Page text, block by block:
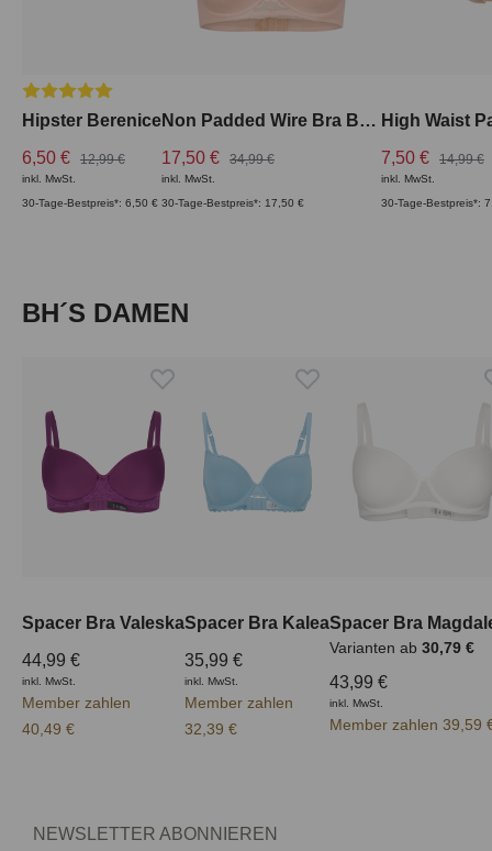
Durchschnittliche Bewertung von 5 von 5 Sternen
Hipster Berenice
6,50 €
12,99 €
inkl. MwSt.
30-Tage-Bestpreis*: 6,50 €
Non Padded Wire Bra Berenice mit Spitze
17,50 €
34,99 €
inkl. MwSt.
30-Tage-Bestpreis*: 17,50 €
7,50 € 14,99 €
inkl. MwSt.
30-Tage-Bestpreis*:
Produktgalerie überspringen
BH´S DAMEN
Spacer Bra Valeska
44,99 €
inkl. MwSt.
Member zahlen
40,49 €
Spacer Bra Kalea
35,99 €
inkl. MwSt.
Member zahlen
32,39 €
Spacer Bra
Varianten ab 30,79 €
43,99 €
inkl. MwSt.
Member zahlen 39,59
NEWSLETTER ABONNIEREN